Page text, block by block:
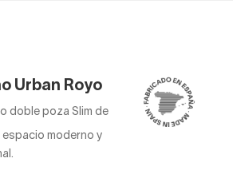
Urban Royo
doble poza Slim de
moderno y